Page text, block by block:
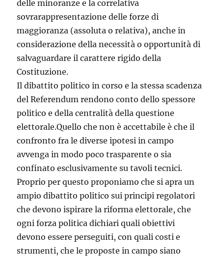
delle minoranze e la correlativa
sovrarappresentazione delle forze di
maggioranza (assoluta o relativa), anche in
considerazione della necessità o opportunità di
salvaguardare il carattere rigido della
Costituzione.
Il dibattito politico in corso e la stessa scadenza
del Referendum rendono conto dello spessore
politico e della centralità della questione
elettorale.Quello che non è accettabile è che il
confronto fra le diverse ipotesi in campo
avvenga in modo poco trasparente o sia
confinato esclusivamente su tavoli tecnici.
Proprio per questo proponiamo che si apra un
ampio dibattito politico sui principi regolatori
che devono ispirare la riforma elettorale, che
ogni forza politica dichiari quali obiettivi
devono essere perseguiti, con quali costi e
strumenti, che le proposte in campo siano